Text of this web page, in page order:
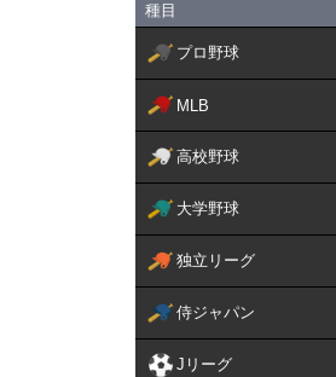
種目
プロ野球
MLB
高校野球
大学野球
独立リーグ
侍ジャパン
Jリーグ